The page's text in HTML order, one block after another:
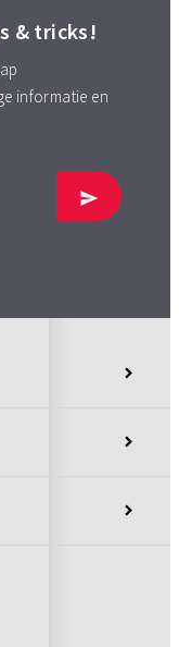
& tricks!
informatie en